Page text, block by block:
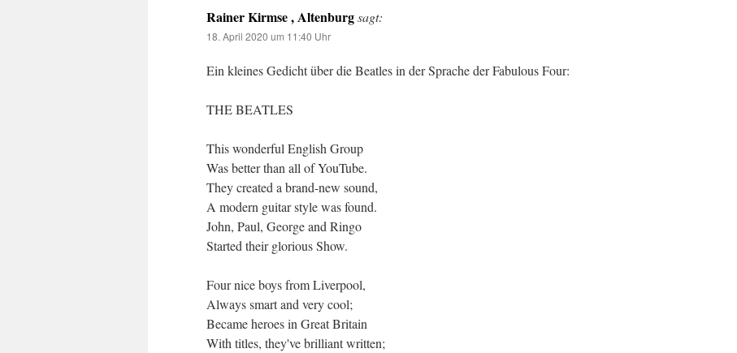
Rainer Kirmse , Altenburgsagt:
18. April 2020 um 11:40 Uhr
Ein kleines Gedicht über die Beatles in der Sprache der Fabulous Four:
THE BEATLES
This wonderful English Group
Was better than all of YouTube.
They created a brand-new sound,
A modern guitar style was found.
John, Paul, George and Ringo
Started their glorious Show.
Four nice boys from Liverpool,
Always smart and very cool;
Became heroes in Great Britain
With titles, they've brilliant written;